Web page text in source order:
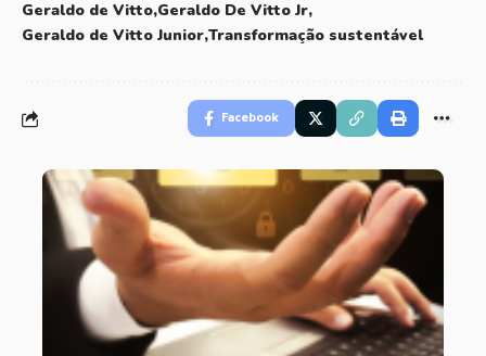
Geraldo de Vitto Geraldo De Vitto Jr
Geraldo de Vitto Junior Transformação sustentável
Facebook